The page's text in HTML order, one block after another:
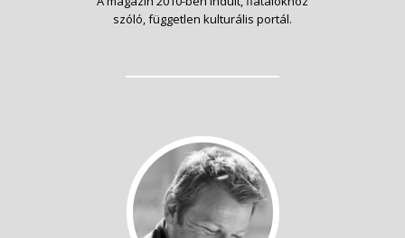
szóló, független kulturális portál.